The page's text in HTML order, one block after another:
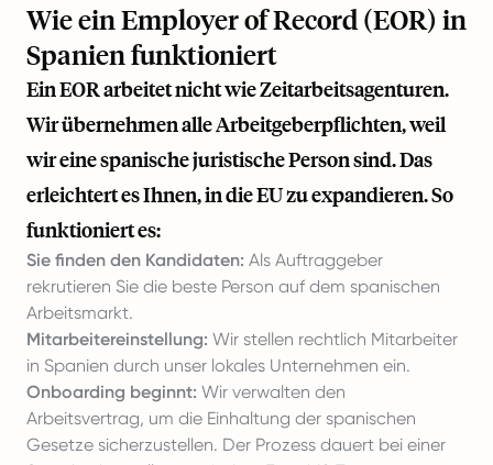
Wie ein Employer of Record (EOR) in
Spanien funktioniert
Ein EOR arbeitet nicht wie Zeitarbeitsagenturen.
Wir übernehmen alle Arbeitgeberpflichten, weil
wir eine spanische juristische Person sind. Das
erleichtert es Ihnen, in die EU zu expandieren. So
funktioniert es:
Sie finden den Kandidaten: Als Auftraggeber
rekrutieren Sie die beste Person auf dem spanischen
Arbeitsmarkt.
Mitarbeitereinstellung: Wir stellen rechtlich Mitarbeiter
in Spanien durch unser lokales Unternehmen ein.
Onboarding beginnt: Wir verwalten den
Arbeitsvertrag, um die Einhaltung der spanischen
Gesetze sicherzustellen. Der Prozess dauert bei einer